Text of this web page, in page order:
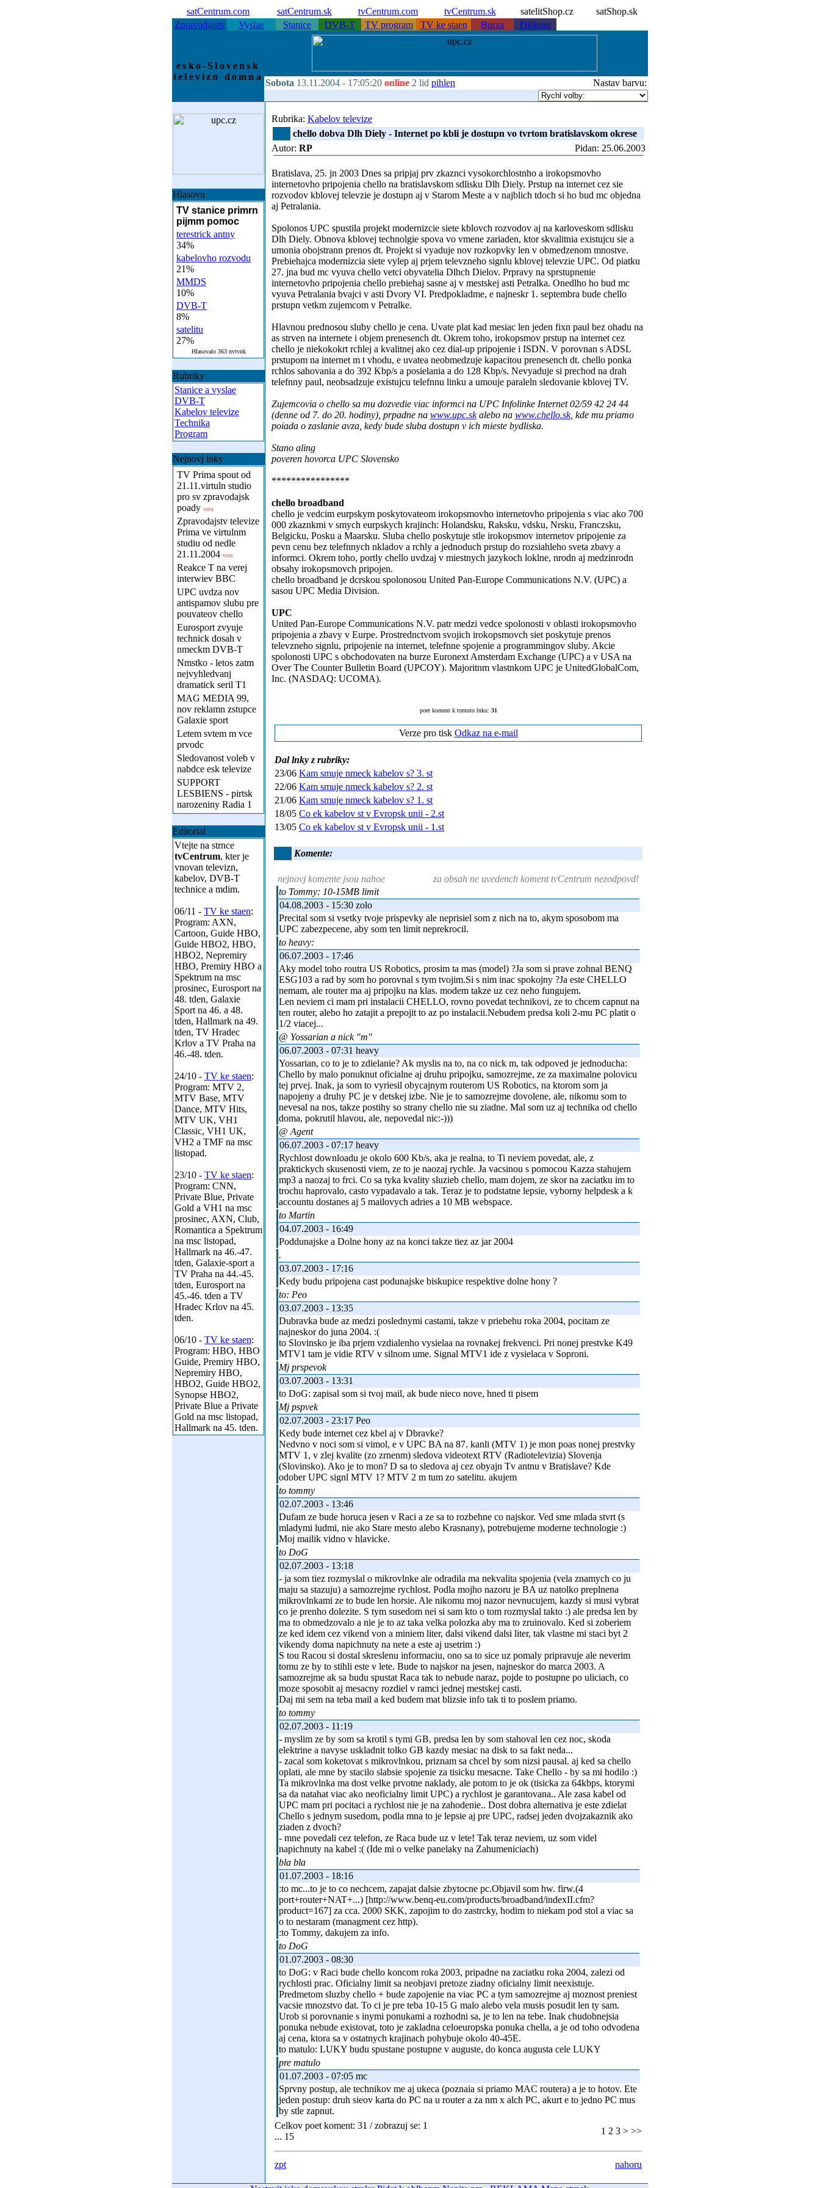
satCentrum.com satCentrum.sk tvCentrum.com tvCentrum.sk satelitShop.cz
satShop.sk
Zpravodajstv
Vyslae Stanice DVB-T TV program TV ke staen Burza Diskuse
esko-Slovensk
televizn domna
Sobota 13.11.2004 - 17:05:20 online 2 lid pihlen Nastav barvu:
Hlasovn
TV stanice primrn
pijmm pomoc
terestrick antny
34%
kabelovho rozvodu
21%
MMDS
10%
DVB-T
8%
satelitu
27%
Hlasovalo 363 nvtvnk
Rubriky
Stanice a vyslae
DVB-T
Kabelov televize
Technika
Program
Nejnovj lnky
TV Prima spout od
21.11.virtuln studio
pro sv zpravodajsk
poady vera
Zpravodajstv televize
Prima ve virtulnm
studiu od nedle
21.11.2004 vera
Reakce T na verej
interwiev BBC
UPC uvdza nov
antispamov slubu pre
pouvateov chello
Eurosport zvyuje
technick dosah v
nmeckm DVB-T
Nmstko - letos zatm
nejvyhledvanj
dramatick seril T1
MAG MEDIA 99,
nov reklamn zstupce
Galaxie sport
Letem svtem m vce
prvodc
Sledovanost voleb v
nabdce esk televize
SUPPORT
LESBIENS - pirtsk
narozeniny Radia 1
Editorial
Vtejte na strnce
tvCentrum, kter je
vnovan televizn,
kabelov, DVB-T
technice a mdim.
06/11 - TV ke staen:
Program: AXN,
Cartoon, Guide HBO,
Guide HBO2, HBO,
HBO2, Nepremiry
HBO, Premiry HBO a
Spektrum na msc
prosinec, Eurosport na
48. tden, Galaxie
Sport na 46. a 48.
tden, Hallmark na 49.
tden, TV Hradec
Krlov a TV Praha na
46.-48. tden.
24/10 - TV ke staen:
Program: MTV 2,
MTV Base, MTV
Dance, MTV Hits,
MTV UK, VH1
Classic, VH1 UK,
VH2 a TMF na msc
listopad.
23/10 - TV ke staen:
Program: CNN,
Private Blue, Private
Gold a VH1 na msc
prosinec, AXN, Club,
Romantica a Spektrum
na msc listopad,
Hallmark na 46.-47.
tden, Galaxie-sport a
TV Praha na 44.-45.
tden, Eurosport na
45.-46. tden a TV
Hradec Krlov na 45.
tden.
06/10 - TV ke staen:
Program: HBO, HBO
Guide, Premiry HBO,
Nepremiry HBO,
HBO2, Guide HBO2,
Synopse HBO2,
Private Blue a Private
Gold na msc listopad,
Hallmark na 45. tden.
Rubrika: Kabelov televize
chello dobva Dlh Diely - Internet po kbli je dostupn vo tvrtom bratislavskom okrese
Autor: RP Pidan: 25.06.2003
Bratislava, 25. jn 2003 Dnes sa pripjaj prv zkaznci vysokorchlostnho a irokopsmovho
internetovho pripojenia chello na bratislavskom sdlisku Dlh Diely. Prstup na internet cez sie
rozvodov kblovej televzie je dostupn aj v Starom Meste a v najblich tdoch si ho bud mc objedna
aj Petralania.
Spolonos UPC spustila projekt modernizcie siete kblovch rozvodov aj na karloveskom sdlisku
Dlh Diely. Obnova kblovej technolgie spova vo vmene zariaden, ktor skvalitnia existujcu sie a
umonia obojstrann prenos dt. Projekt si vyaduje nov rozkopvky len v obmedzenom mnostve.
Prebiehajca modernizcia siete vylep aj prjem televzneho signlu kblovej televzie UPC. Od piatku
27. jna bud mc vyuva chello vetci obyvatelia Dlhch Dielov. Prpravy na sprstupnenie
internetovho pripojenia chello prebiehaj sasne aj v mestskej asti Petralka. Onedlho ho bud mc
vyuva Petralania bvajci v asti Dvory VI. Predpokladme, e najneskr 1. septembra bude chello
prstupn vetkm zujemcom v Petralke.
Hlavnou prednosou sluby chello je cena. Uvate plat kad mesiac len jeden fixn paul bez ohadu na
as strven na internete i objem prenesench dt. Okrem toho, irokopsmov prstup na internet cez
chello je niekokokrt rchlej a kvalitnej ako cez dial-up pripojenie i ISDN. V porovnan s ADSL
prstupom na internet m t vhodu, e uvatea neobmedzuje kapacitou prenesench dt. chello ponka
rchlos sahovania a do 392 Kbp/s a posielania a do 128 Kbp/s. Nevyaduje si prechod na drah
telefnny paul, neobsadzuje existujcu telefnnu linku a umouje paraleln sledovanie kblovej TV.
Zujemcovia o chello sa mu dozvedie viac informci na UPC Infolinke Internet 02/59 42 24 44
(denne od 7. do 20. hodiny), prpadne na www.upc.skalebo na www.chello.sk, kde mu priamo
poiada o zaslanie avza, kedy bude sluba dostupn v ich mieste bydliska.
Stano aling
poveren hovorca UPC Slovensko
****************
chello broadband
chello je vedcim eurpskym poskytovateom irokopsmovho internetovho pripojenia s viac ako 700
000 zkaznkmi v smych eurpskych krajinch: Holandsku, Raksku, vdsku, Nrsku, Franczsku,
Belgicku, Posku a Maarsku. Sluba chello poskytuje stle irokopsmov internetov pripojenie za
pevn cenu bez telefnnych nkladov a rchly a jednoduch prstup do rozsiahleho sveta zbavy a
informci. Okrem toho, portly chello uvdzaj v miestnych jazykoch loklne, nrodn aj medzinrodn
obsahy irokopsmovch pripojen.
chello broadband je dcrskou spolonosou United Pan-Europe Communications N.V. (UPC) a
sasou UPC Media Division.
UPC
United Pan-Europe Communications N.V. patr medzi vedce spolonosti v oblasti irokopsmovho
pripojenia a zbavy v Eurpe. Prostrednctvom svojich irokopsmovch siet poskytuje prenos
televzneho signlu, pripojenie na internet, telefnne spojenie a programmingov sluby. Akcie
spolonosti UPC s obchodovaten na burze Euronext Amsterdam Exchange (UPC) a v USA na
Over The Counter Bulletin Board (UPCOY). Majoritnm vlastnkom UPC je UnitedGlobalCom,
Inc. (NASDAQ: UCOMA).
poet koment k tomuto lnku: 31
Verze pro tisk Odkaz na e-mail
Dal lnky z rubriky:
23/06 Kam smuje nmeck kabelov s? 3. st
22/06 Kam smuje nmeck kabelov s? 2. st
21/06 Kam smuje nmeck kabelov s? 1. st
18/05 Co ek kabelov st v Evropsk unii - 2.st
13/05 Co ek kabelov st v Evropsk unii - 1.st
Komente:
nejnovj komente jsou nahoe
za obsah ne uvedench koment tvCentrum nezodpovd!
to Tommy: 10-15MB limit
04.08.2003 - 15:30 zolo
Precital som si vsetky tvoje prispevky ale neprisiel som z nich na to, akym sposobom ma
UPC zabezpecene, aby som ten limit neprekrocil.
to heavy:
06.07.2003 - 17:46
Aky model toho routra US Robotics, prosim ta mas (model) ?Ja som si prave zohnal BENQ
ESG103 a rad by som ho porovnal s tym tvojim.Si s nim inac spokojny ?Ja este CHELLO
nemam, ale router ma aj pripojku na klas. modem takze uz cez neho fungujem.
Len neviem ci mam pri instalacii CHELLO, rovno povedat technikovi, ze to chcem capnut na
ten router, alebo ho zatajit a prepojit to az po instalacii.Nebudem predsa koli 2-mu PC platit o
1/2 viacej...
@ Yossarian a nick "m"
06.07.2003 - 07:31 heavy
Yossarian, co to je to zdielanie? Ak myslis na to, na co nick m, tak odpoved je jednoducha:
Chello by malo ponuknut oficialne aj druhu pripojku, samozrejme, ze za maximalne polovicu
tej prvej. Inak, ja som to vyriesil obycajnym routerom US Robotics, na ktorom som ja
napojeny a druhy PC je v detskej izbe. Nie je to samozrejme dovolene, ale, nikomu som to
nevesal na nos, takze postihy so strany chello nie su ziadne. Mal som uz aj technika od chello
doma, pokrutil hlavou, ale, nepovedal nic:-)))
@ Agent
06.07.2003 - 07:17 heavy
Rychlost downloadu je okolo 600 Kb/s, aka je realna, to Ti neviem povedat, ale, z
praktickych skusenosti viem, ze to je naozaj rychle. Ja vacsinou s pomocou Kazza stahujem
mp3 a naozaj to frci. Co sa tyka kvality sluzieb chello, mam dojem, ze skor na zaciatku im to
trochu haprovalo, casto vypadavalo a tak. Teraz je to podstatne lepsie, vyborny helpdesk a k
accountu dostanes aj 5 mailovych adries a 10 MB webspace.
to Martin
04.07.2003 - 16:49
Poddunajske a Dolne hony az na konci takze tiez az jar 2004
.
03.07.2003 - 17:16
Kedy budu pripojena cast podunajske biskupice respektive dolne hony ?
to: Peo
03.07.2003 - 13:35
Dubravka bude az medzi poslednymi castami, takze v priebehu roka 2004, pocitam ze
najneskor do juna 2004. :(
to Slovinsko je iba prjem vzdialenho vysielaa na rovnakej frekvenci. Pri nonej prestvke K49
MTV1 tam je vidie RTV v silnom ume. Signal MTV1 ide z vysielaca v Soproni.
Mj prspevok
03.07.2003 - 13:31
to DoG: zapisal som si tvoj mail, ak bude nieco nove, hned ti pisem
Mj pspvek
02.07.2003 - 23:17 Peo
Kedy bude internet cez kbel aj v Dbravke?
Nedvno v noci som si vimol, e v UPC BA na 87. kanli (MTV 1) je mon poas nonej prestvky
MTV 1, v zlej kvalite (zo zrnenm) sledova videotext RTV (Radiotelevizia) Slovenja
(Slovinsko). Ako je to mon? D sa to sledova aj cez obyajn Tv antnu v Bratislave? Kde
odober UPC signl MTV 1? MTV 2 m tum zo satelitu. akujem
to tommy
02.07.2003 - 13:46
Dufam ze bude horuca jesen v Raci a ze sa to rozbehne co najskor. Ved sme mlada stvrt (s
mladymi ludmi, nie ako Stare mesto alebo Krasnany), potrebujeme moderne technologie :)
Moj mailik vidno v hlavicke.
to DoG
02.07.2003 - 13:18
- ja som tiez rozmyslal o mikrovlnke ale odradila ma nekvalita spojenia (vela znamych co ju
maju sa stazuju) a samozrejme rychlost. Podla mojho nazoru je BA uz natolko preplnena
mikrovlnkami ze to bude len horsie. Ale nikomu moj nazor nevnucujem, kazdy si musi vybrat
co je prenho dolezite. S tym susedom nei si sam kto o tom rozmyslal takto :) ale predsa len by
ma to obmedzovalo a nie je to az taka velka polozka aby ma to zruinovalo. Ked si zoberiem
ze ked idem cez vikend von a miniem liter, dalsi vikend dalsi liter, tak vlastne mi staci byt 2
vikendy doma napichnuty na nete a este aj usetrim :)
S tou Racou si dostal skreslenu informaciu, ono sa to sice uz pomaly pripravuje ale neverim
tomu ze by to stihli este v lete. Bude to najskor na jesen, najneskor do marca 2003. A
samozrejme ak sa budu spustat Raca tak to nebude naraz, pojde to postupne po uliciach, co
moze sposobit aj mesacny rozdiel v ramci jednej mestskej casti.
Daj mi sem na teba mail a ked budem mat blizsie info tak ti to poslem priamo.
to tommy
02.07.2003 - 11:19
- myslim ze by som sa krotil s tymi GB, predsa len by som stahoval len cez noc, skoda
elektrine a navyse uskladnit tolko GB kazdy mesiac na disk to sa fakt neda...
- zacal som koketovat s mikrovlnkou, priznam sa chcel by som nizsi pausal. aj ked sa chello
oplati, ale mne by stacilo slabsie spojenie za tisicku mesacne. Take Chello - by sa mi hodilo :)
Ta mikrovlnka ma dost velke prvotne naklady, ale potom to je ok (tisicka za 64kbps, ktorymi
sa da natahat viac ako neoficialny limit UPC) a rychlost je garantovana.. Ale zasa kabel od
UPC mam pri pocitaci a rychlost nie je na zahodenie.. Dost dobra alternativa je este zdielat
Chello s jednym susedom, podla mna to je lepsie aj pre UPC, radsej jeden dvojzakaznik ako
ziaden z dvoch?
- mne povedali cez telefon, ze Raca bude uz v lete! Tak teraz neviem, uz som videl
napichnuty na kabel :( (Ide mi o velke panelaky na Zahumeniciach)
bla bla
01.07.2003 - 18:16
:to mc...to je to co nechcem, zapajat dalsie zbytocne pc.Objavil som hw. firw.(4
port+router+NAT+...) [http://www.benq-eu.com/products/broadband/indexII.cfm?
product=167] za cca. 2000 SKK, zapojim to do zastrcky, hodim to niekam pod stol a viac sa
o to nestaram (managment cez http).
:to Tommy, dakujem za info.
to DoG
01.07.2003 - 08:30
to DoG: v Raci bude chello koncom roka 2003, pripadne na zaciatku roka 2004, zalezi od
rychlosti prac. Oficialny limit sa neobjavi pretoze ziadny oficialny limit neexistuje.
Predmetom sluzby chello + bude zapojenie na viac PC a tym samozrejme aj moznost preniest
vacsie mnozstvo dat. To ci je pre teba 10-15 G malo alebo vela musis posudit len ty sam.
Urob si porovnanie s inymi ponukami a rozhodni sa, je to len na tebe. Inak chudobnejsia
ponuka nebude existovat, toto je zakladna celoeuropska ponuka chella, a je od toho odvodena
aj cena, ktora sa v ostatnych krajinach pohybuje okolo 40-45E.
to matulo: LUKY budu spustane postupne v auguste, do konca augusta cele LUKY
pre matulo
01.07.2003 - 07:05 mc
Sprvny postup, ale technikov me aj ukeca (poznaia si priamo MAC routera) a je to hotov. Ete
jeden postup: druh sieov karta do PC na u router a za nm x alch PC, akurt e to jedno PC mus
by stle zapnut.
Celkov poet koment: 31 / zobrazuj se: 1
... 15
1 2 3 > >>
zpt nahoru